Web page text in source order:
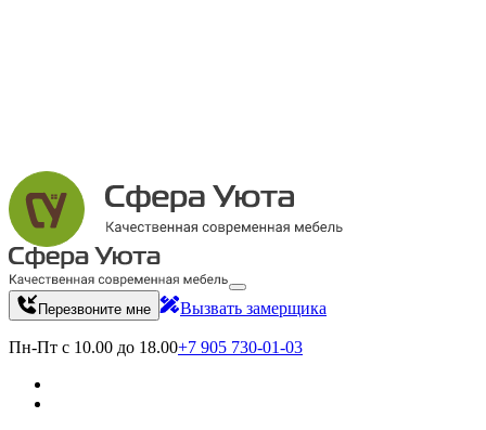
Перезвоните мне Вызвать замерщика
Пн-Пт с 10.00 до 18.00+7 905 730-01-03